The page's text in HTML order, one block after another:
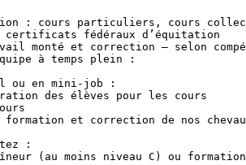
: cours particuliers, cours
certificats fédéraux d’équitation
monté et correction – selon
à temps plein :
ou en mini-job :
des élèves pour les cours
formation et correction de nos
:
(au moins niveau C) ou